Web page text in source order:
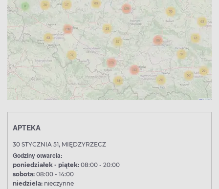
APTEKA
30 STYCZNIA 51, MIĘDZYRZECZ
Godziny otwarcia:
poniedziałek - piątek: 08:00 - 20:00
sobota: 08:00 - 14:00
niedziela: nieczynne